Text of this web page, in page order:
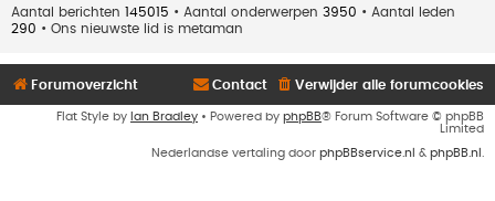
Aantal berichten 145015 • Aantal onderwerpen 3950 • Aantal leden
290 • Ons nieuwste lid is metaman
Forumoverzicht Verwijder alle forumcookies
Contact
Flat Style by Ian Bradley • Powered by phpBB® Forum Software © phpBB
Limited
Nederlandse vertaling door phpBBservice.nl & phpBB.nl